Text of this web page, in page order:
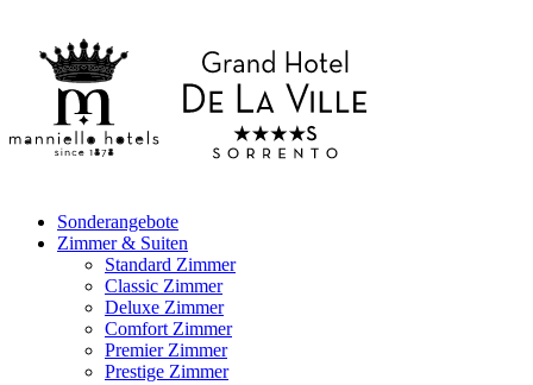
Sonderangebote
Zimmer & Suiten
Standard Zimmer
Classic Zimmer
Deluxe Zimmer
Comfort Zimmer
Premier Zimmer
Prestige Zimmer